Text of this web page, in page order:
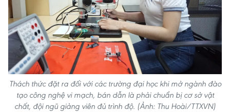
Thách thức đặt ra đối với các trường đại học khi mở ngành đào
tạo công nghệ vi mạch, bán dẫn là phải chuẩn bị cơ sở vật
chất, đội ngũ giảng viên đủ trình độ. (Ảnh: Thu Hoài/TTXVN)